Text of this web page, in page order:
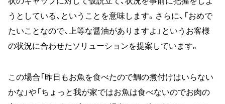
うとしている、ということを意味します。さらに、「おめで
たいことなので、上等な醤油がありますよ」というお客様
の状況に合わせたソリューションを提案しています。
この場合「昨日もお魚を食べたので鯛の煮付けはいらない
かな」や「ちょっと我が家ではお魚は食べないのでお肉の